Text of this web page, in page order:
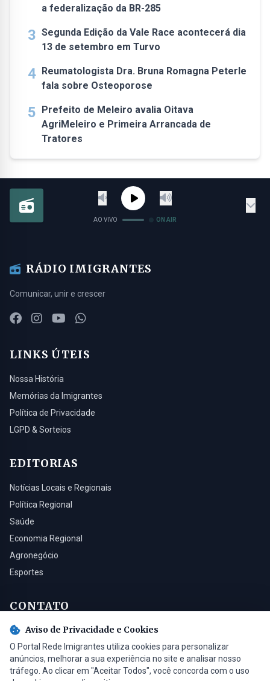
a federalização da BR-285
3 Segunda Edição da Vale Race acontecerá dia
13 de setembro em Turvo
4 Reumatologista Dra. Bruna Romagna Peterle
fala sobre Osteoporose
5 Prefeito de Meleiro avalia Oitava
AgriMeleiro e Primeira Arrancada de
Tratores
AO VIVO ON AIR
RÁDIO IMIGRANTES
Comunicar, unir e crescer
LINKS ÚTEIS
Nossa História
Memórias da Imigrantes
Política de Privacidade
LGPD & Sorteios
EDITORIAS
Notícias Locais e Regionais
Política Regional
Saúde
Economia Regional
Agronegócio
Esportes
CONTATO
Turvo - SC, 88930-000
(48) 3525-0321
contato@radioimigrantes.com.br
Aviso de Privacidade e Cookies
O Portal Rede Imigrantes utiliza cookies para personalizar
anúncios, melhorar a sua experiência no site e analisar nosso
tráfego. Ao clicar em "Aceitar Todos", você concorda com o uso